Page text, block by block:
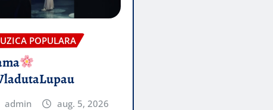
POPULARA
admin aug. 5, 2026